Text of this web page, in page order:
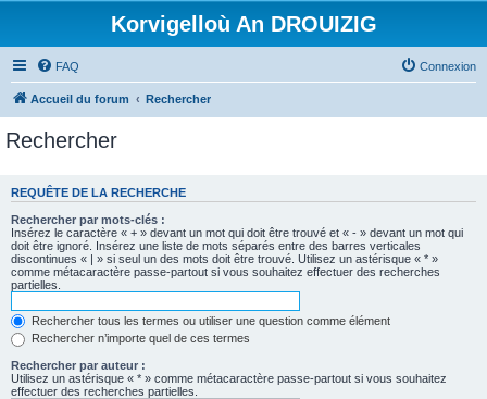
Korvigelloù An DROUIZIG
FAQ Connexion
Accueil du forum Rechercher
Rechercher
REQUÊTE DE LA RECHERCHE
Rechercher par mots-clés :
Insérez le caractère « + » devant un mot qui doit être trouvé et « - » devant un mot qui
doit être ignoré. Insérez une liste de mots séparés entre des barres verticales
discontinues « | » si seul un des mots doit être trouvé. Utilisez un astérisque « * »
comme métacaractère passe-partout si vous souhaitez effectuer des recherches
partielles.
Rechercher tous les termes ou utiliser une question comme élément
Rechercher n’importe quel de ces termes
Rechercher par auteur :
Utilisez un astérisque « * » comme métacaractère passe-partout si vous souhaitez
effectuer des recherches partielles.